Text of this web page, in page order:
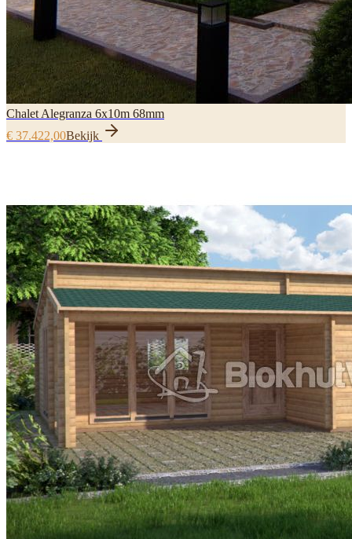
Chalet Alegranza 6x10m 68mm
€ 37.422,00Bekijk